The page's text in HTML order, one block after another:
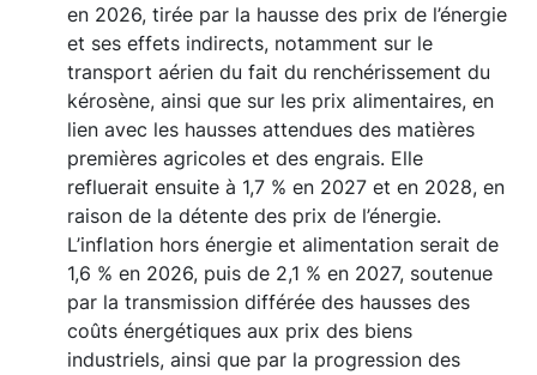
en 2026, tirée par la hausse des prix de l’énergie
et ses effets indirects, notamment sur le
transport aérien du fait du renchérissement du
kérosène, ainsi que sur les prix alimentaires, en
lien avec les hausses attendues des matières
premières agricoles et des engrais. Elle
refluerait ensuite à 1,7 % en 2027 et en 2028, en
raison de la détente des prix de l’énergie.
L’inflation hors énergie et alimentation serait de
1,6 % en 2026, puis de 2,1 % en 2027, soutenue
par la transmission différée des hausses des
coûts énergétiques aux prix des biens
industriels, ainsi que par la progression des